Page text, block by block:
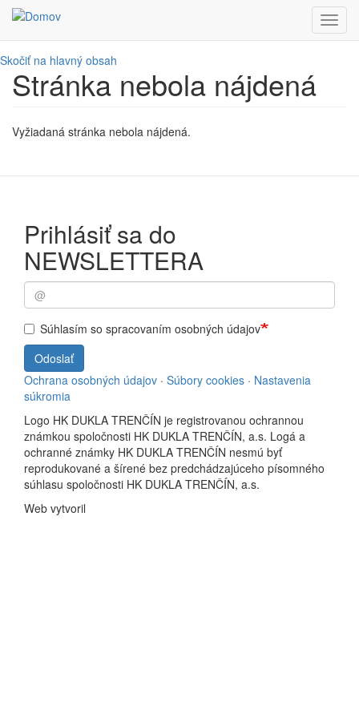
Skočiť na hlavný obsah
Stránka nebola nájdená
Vyžiadaná stránka nebola nájdená.
Prihlásiť sa do
NEWSLETTERA
Súhlasím so spracovaním osobných údajov
Odoslať
Ochrana osobných údajov · Súbory cookies · Nastavenia
súkromia
Logo HK DUKLA TRENČÍN je registrovanou ochrannou
známkou spoločnosti HK DUKLA TRENČÍN, a.s. Logá a
ochranné známky HK DUKLA TRENČÍN nesmú byť
reprodukované a šírené bez predchádzajúceho písomného
súhlasu spoločnosti HK DUKLA TRENČÍN, a.s.
Web vytvoril